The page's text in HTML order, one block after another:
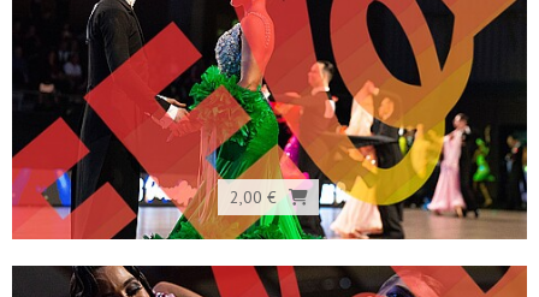
2,00 €